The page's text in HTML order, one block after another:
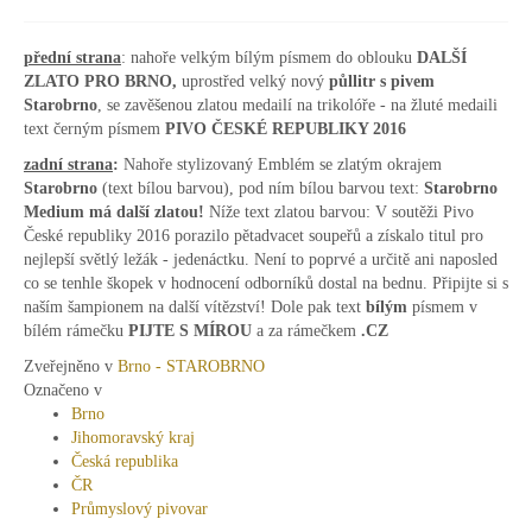
přední strana: nahoře velkým bílým písmem do oblouku DALŠÍ
ZLATO PRO BRNO, uprostřed velký nový půllitr s pivem
Starobrno , se zavěšenou zlatou medailí na trikolóře - na žluté medaili
text černým písmem PIVO ČESKÉ REPUBLIKY 2016
zadní strana: Nahoře stylizovaný Emblém se zlatým okrajem
Starobrno (text bílou barvou), pod ním bílou barvou text: Starobrno
Medium má další zlatou! Níže text zlatou barvou: V soutěži Pivo
České republiky 2016 porazilo pětadvacet soupeřů a získalo titul pro
nejlepší světlý ležák - jedenáctku. Není to poprvé a určitě ani naposled
co se tenhle škopek v hodnocení odborníků dostal na bednu. Připijte si s
naším šampionem na další vítězství! Dole pak text bílým písmem v
bílém rámečku PIJTE S MÍROU a za rámečkem .CZ
Zveřejněno v Brno - STAROBRNO
Označeno v
Brno
Jihomoravský kraj
Česká republika
ČR
Průmyslový pivovar